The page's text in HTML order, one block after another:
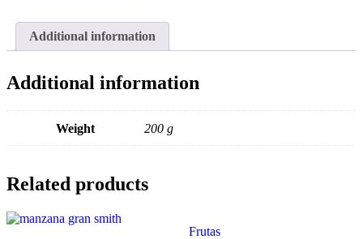
Additional information
Additional information
Weight 200 g
Related products
Frutas